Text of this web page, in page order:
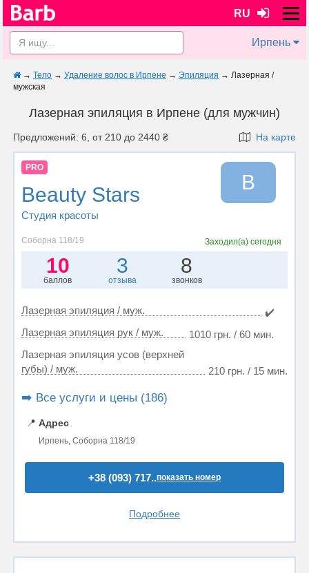
RU
Ирпень
→ Тело → Удаление волос в Ирпене → Эпиляция → Лазерная /
мужская
Лазерная эпиляция в Ирпене (для мужчин)
Предложений: 6, от 210 до 2440 ₴ На карте
PRO
Beauty Stars
Студия красоты
B
Соборна 118/19 Заходил(а)сегодня
10
баллов
3
отзыва
8
звонков
Лазерная эпиляция / муж.
✔️
Лазерная эпиляция рук / муж.
1010 грн. / 60 мин.
Лазерная эпиляция усов (верхней
губы) / муж.
210 грн. / 15 мин.
➡️ Все услуги и цены (186)
📍 Адрес
Ирпень, Соборна 118/19
+38 (093) 717..показать номер
Подробнее